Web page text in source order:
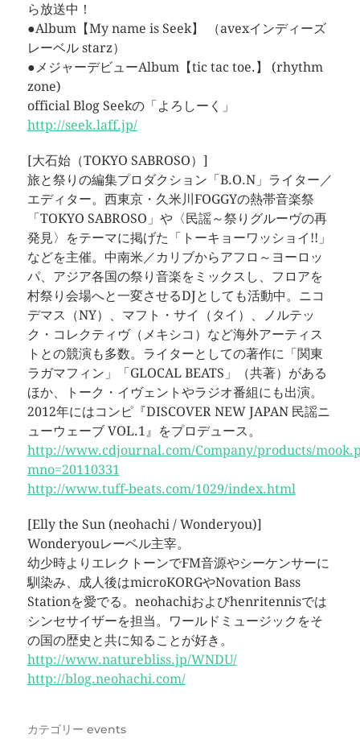
ら放送中！
●Album【My name is Seek】 （avexインディーズ
レーベル starz）
●メジャーデビューAlbum【tic tac toe.】 (rhythm
zone)
official Blog Seekの「よろしーく」
http://seek.laff.jp/
[大石始（TOKYO SABROSO）]
旅と祭りの編集プロダクション「B.O.N」ライター／
エディター。西東京・久米川FOGGYの熱帯音楽祭
「TOKYO SABROSO」や〈民謡～祭りグルーヴの再
発見〉をテーマに掲げた「トーキョーワッショイ!!」
などを主催。中南米／カリブからアフロ～ヨーロッ
パ、アジア各国の祭り音楽をミックスし、フロアを
村祭り会場へと一変させるDJとしても活動中。ニコ
デマス（NY）、マフト・サイ（タイ）、ノルテッ
ク・コレクティヴ（メキシコ）など海外アーティス
トとの競演も多数。ライターとしての著作に「関東
ラガマフィン」「GLOCAL BEATS」（共著）がある
ほか、トーク・イヴェントやラジオ番組にも出演。
2012年にはコンピ『DISCOVER NEW JAPAN 民謡ニ
ューウェーブ VOL.1』をプロデュース。
http://www.cdjournal.com/Company/products/
mno=20110331
http://www.tuff-beats.com/1029/index.html
[Elly the Sun (neohachi / Wonderyou)]
Wonderyouレーベル主宰。
幼少時よりエレクトーンでFM音源やシーケンサーに
馴染み、成人後はmicroKORGやNovation Bass
Stationを愛でる。neohachiおよびhenritennisでは
シンセサイザーを担当。ワールドミュージックをそ
の国の歴史と共に知ることが好き。
http://www.naturebliss.jp/WNDU/
http://blog.neohachi.com/
カテゴリー events